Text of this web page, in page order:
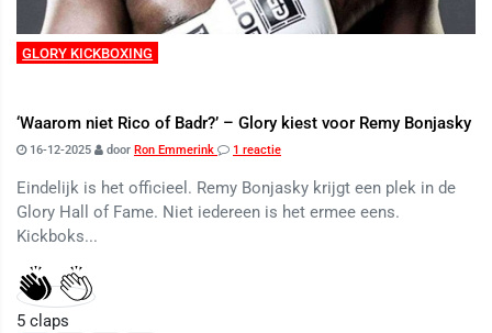
GLORY KICKBOXING
‘Waarom niet Rico of Badr?’ – Glory kiest voor Remy Bonjasky
16-12-2025 door Ron Emmerink 1 reactie
Eindelijk is het officieel. Remy Bonjasky krijgt een plek in de
Glory Hall of Fame. Niet iedereen is het ermee eens.
Kickboks...
5 claps